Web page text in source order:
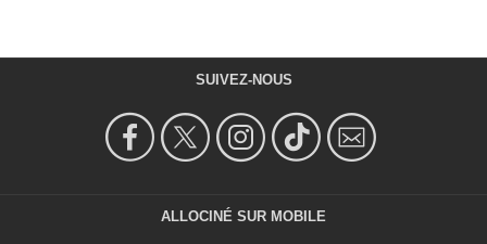
SUIVEZ-NOUS
ALLOCINÉ SUR MOBILE